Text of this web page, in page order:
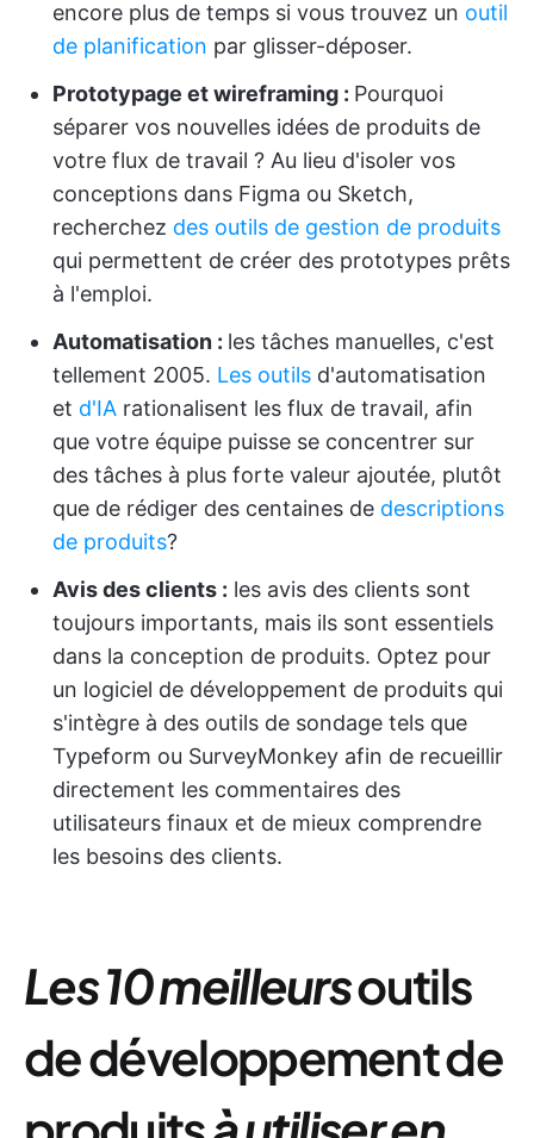
encore plus de temps si vous trouvez un outil
de planification par glisser-déposer.
Prototypage et wireframing : Pourquoi
séparer vos nouvelles idées de produits de
votre flux de travail ? Au lieu d'isoler vos
conceptions dans Figma ou Sketch,
recherchez des outils de gestion de produits
qui permettent de créer des prototypes prêts
à l'emploi.
Automatisation : les tâches manuelles, c'est
tellement 2005. Les outils d'automatisation
et d'IA rationalisent les flux de travail, afin
que votre équipe puisse se concentrer sur
des tâches à plus forte valeur ajoutée, plutôt
que de rédiger des centaines de descriptions
de produits?️
Avis des clients : les avis des clients sont
toujours importants, mais ils sont essentiels
dans la conception de produits. Optez pour
un logiciel de développement de produits qui
s'intègre à des outils de sondage tels que
Typeform ou SurveyMonkey afin de recueillir
directement les commentaires des
utilisateurs finaux et de mieux comprendre
les besoins des clients.
Les 10 meilleursoutils
de développement de